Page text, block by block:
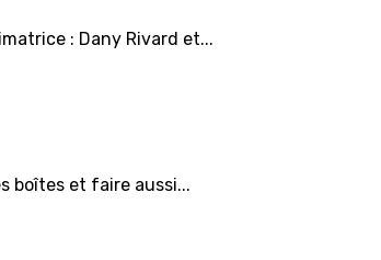
: Dany Rivard et...
boîtes et faire aussi...